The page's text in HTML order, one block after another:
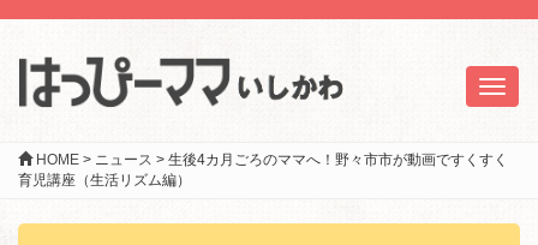
HOME > ニュース > 生後4カ月ごろのママへ！野々市市が動画ですくすく
育児講座（生活リズム編）